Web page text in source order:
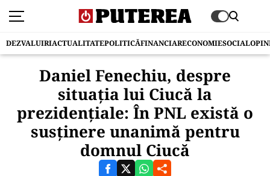
DEZVALUIRIACTUALITATEPOLITICĂFINANCIARECONOMIESOCIAL
Daniel Fenechiu, despre
situația lui Ciucă la
prezidențiale: În PNL există o
susţinere unanimă pentru
domnul Ciucă